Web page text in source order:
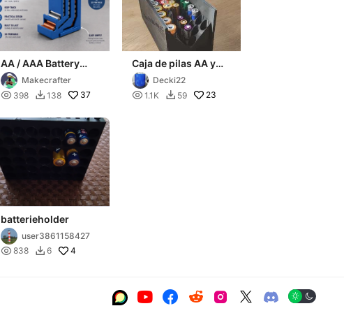
AA / AAA Battery
Storage with Empty
Battery
Compartment
Makecrafter
 398  138 37
Caja de pilas AA y
AAA Decki22
 1.1K  59 23
batterieholder
user3861158427
 838  6 4
     